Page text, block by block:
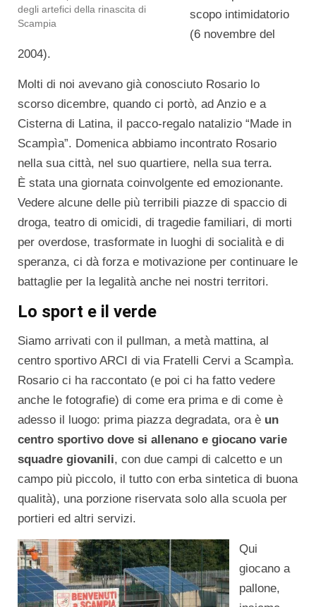
degli artefici della rinascita di
Scampia
scopo intimidatorio
(6 novembre del
2004).
Molti di noi avevano già conosciuto Rosario lo
scorso dicembre, quando ci portò, ad Anzio e a
Cisterna di Latina, il pacco-regalo natalizio “Made in
Scampìa”. Domenica abbiamo incontrato Rosario
nella sua città, nel suo quartiere, nella sua terra.
È stata una giornata coinvolgente ed emozionante.
Vedere alcune delle più terribili piazze di spaccio di
droga, teatro di omicidi, di tragedie familiari, di morti
per overdose, trasformate in luoghi di socialità e di
speranza, ci dà forza e motivazione per continuare le
battaglie per la legalità anche nei nostri territori.
Lo sport e il verde
Siamo arrivati con il pullman, a metà mattina, al
centro sportivo ARCI di via Fratelli Cervi a Scampìa.
Rosario ci ha raccontato (e poi ci ha fatto vedere
anche le fotografie) di come era prima e di come è
adesso il luogo: prima piazza degradata, ora è un
centro sportivo dove si allenano e giocano varie
squadre giovanili, con due campi di calcetto e un
campo più piccolo, il tutto con erba sintetica di buona
qualità), una porzione riservata solo alla scuola per
portieri ed altri servizi.
Qui
giocano a
pallone,